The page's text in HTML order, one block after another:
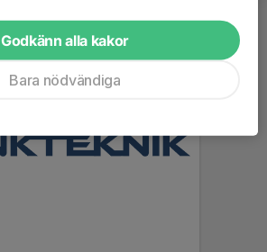
Godkänn alla kakor
Bara nödvändiga